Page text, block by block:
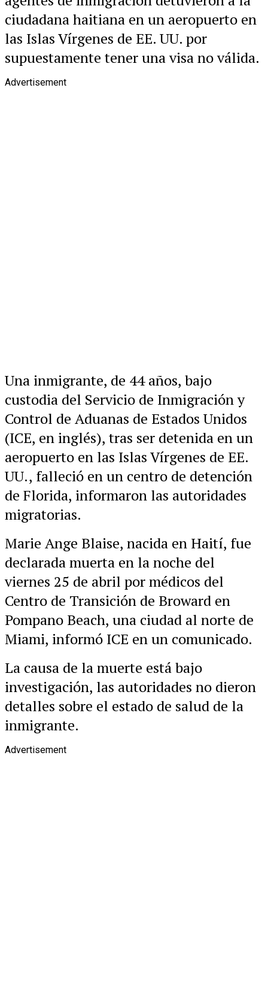
ciudadana haitiana en un aeropuerto en
las Islas Vírgenes de EE. UU. por
supuestamente tener una visa no válida.
Advertisement
Una inmigrante, de 44 años, bajo
custodia del Servicio de Inmigración y
Control de Aduanas de Estados Unidos
(ICE, en inglés), tras ser detenida en un
aeropuerto en las Islas Vírgenes de EE.
UU., falleció en un centro de detención
de Florida, informaron las autoridades
migratorias.
Marie Ange Blaise, nacida en Haití, fue
declarada muerta en la noche del
viernes 25 de abril por médicos del
Centro de Transición de Broward en
Pompano Beach, una ciudad al norte de
Miami, informó ICE en un comunicado.
La causa de la muerte está bajo
investigación, las autoridades no dieron
detalles sobre el estado de salud de la
inmigrante.
Advertisement